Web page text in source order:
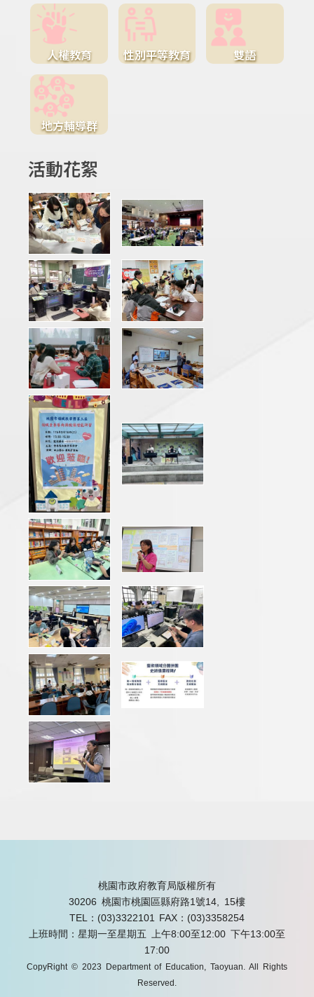
人權教育 性別平等教育 雙語
地方輔導群
活動花絮
桃園市政府教育局版權所有
30206 桃園市桃園區縣府路1號14, 15樓
TEL：(03)3322101 FAX：(03)3358254
上班時間：星期一至星期五 上午8:00至12:00 下午13:00至
17:00
CopyRight © 2023 Department of Education, Taoyuan. All Rights
Reserved.